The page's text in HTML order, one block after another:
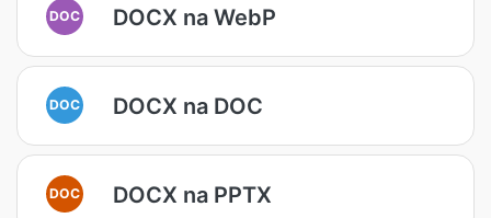
DOC DOCX na WebP
DOC DOCX na DOC
DOC DOCX na PPTX